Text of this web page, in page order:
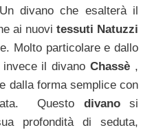
divano che esalterà il
ai nuovi tessuti Natuzzi
Molto particolare e dallo
invece il divanoChassè ,
dalla forma semplice con
Questo divanosi
profondità di seduta,